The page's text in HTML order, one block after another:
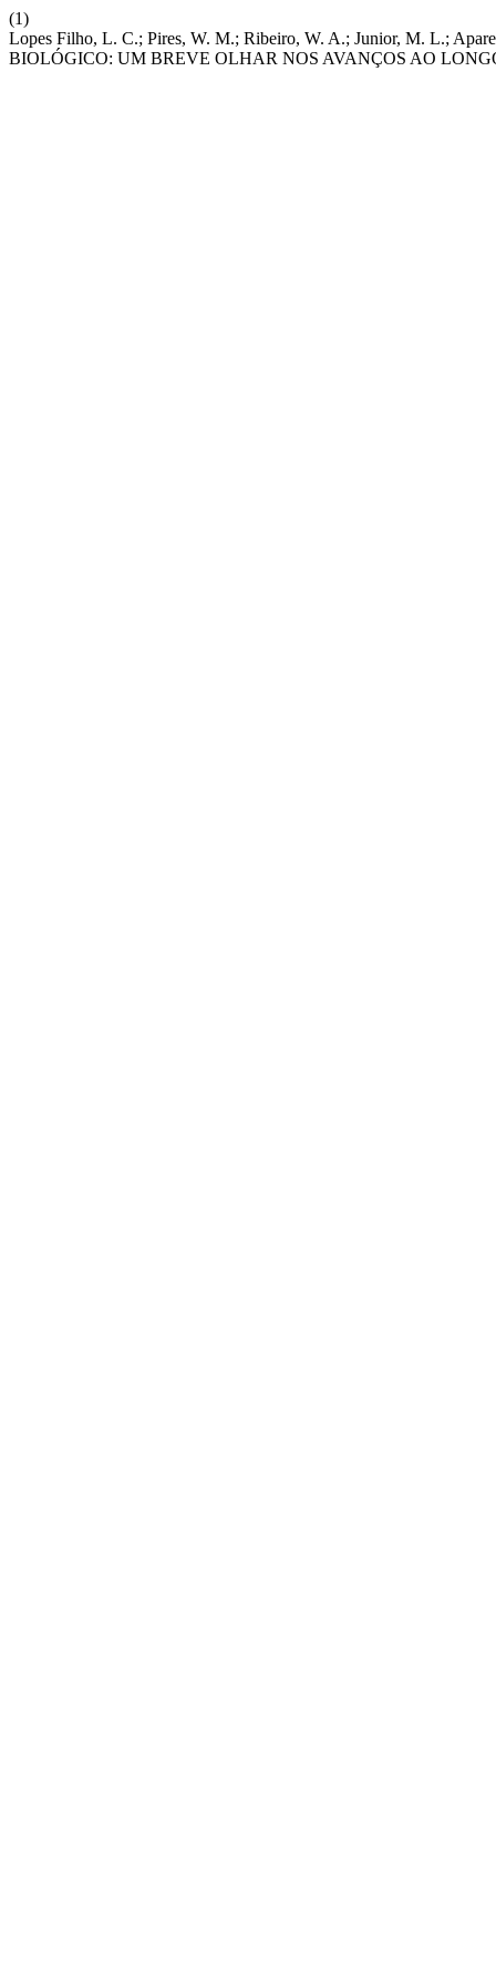
(1)
Lopes Filho, L. C.; Pires, W. M.; Ribeiro, W. A.; Junior, M. L.;
BIOLÓGICO: UM BREVE OLHAR NOS AVANÇOS AO